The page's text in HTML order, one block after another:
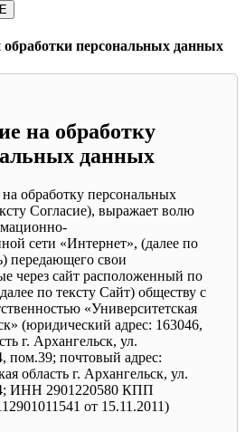
персональных данных
на обработку
данных
обработку персональных
Согласие), выражает волю
сети «Интернет», (далее по
передающего свои
через сайт расположенный по
по тексту Сайт) обществу с
«Университетская
(юридический адрес: 163046,
г. Архангельск, ул.
пом.39; почтовый адрес:
область г. Архангельск, ул.
ИНН 2901220580 КПП
от 15.11.2011)